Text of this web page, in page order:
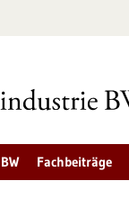
Fachbeiträge